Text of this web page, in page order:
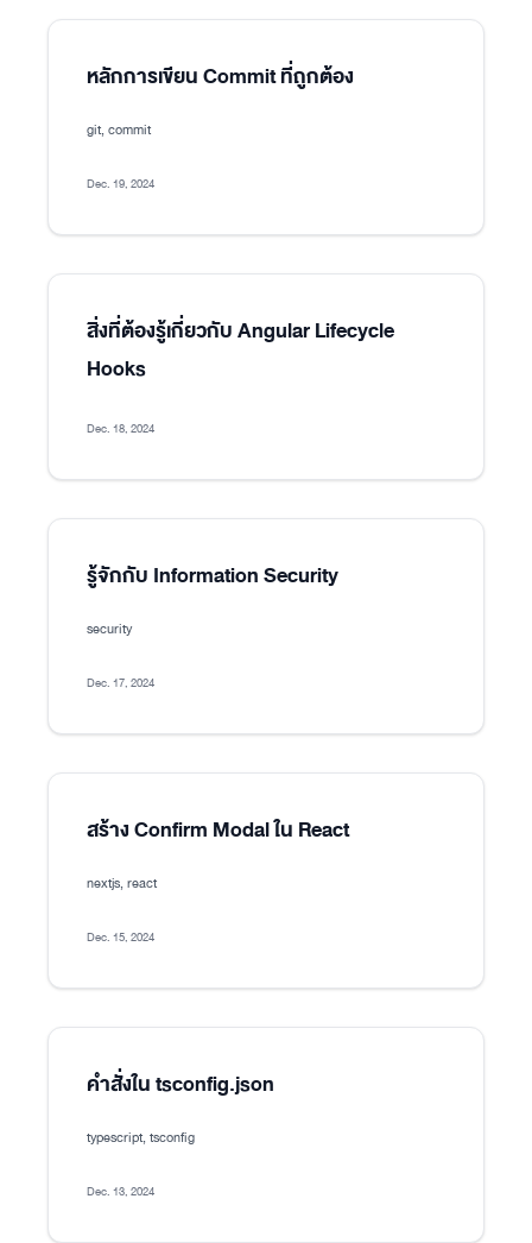
หลักการเขียน Commit ที่ถูกต้อง
git, commit
Dec. 19, 2024
สิ่งที่ต้องรู้เกี่ยวกับ Angular Lifecycle
Hooks
Dec. 18, 2024
รู้จักกับ Information Security
security
Dec. 17, 2024
สร้าง Confirm Modal ใน React
nextjs, react
Dec. 15, 2024
คำสั่งใน tsconfig.json
typescript, tsconfig
Dec. 13, 2024